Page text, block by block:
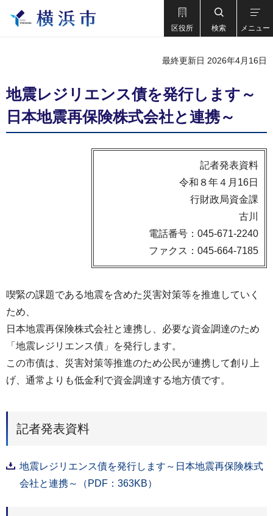
区役所 検索 メニュー
最終更新日 2026年4月16日
地震レジリエンス債を発行します～
日本地震再保険株式会社と連携～
記者発表資料
令和８年４月16日
行財政局資金課
古川
電話番号：045-671-2240
ファクス：045-664-7185
喫緊の課題である地震を含めた災害対策等を推進していく
ため、
日本地震再保険株式会社と連携し、必要な資金調達のため
「地震レジリエンス債」を発行します。
この市債は、災害対策等推進のため公民が連携して創り上
げ、通常よりも低金利で資金調達する地方債です。
記者発表資料
地震レジリエンス債を発行します～日本地震再保険株式
会社と連携～（PDF：363KB）